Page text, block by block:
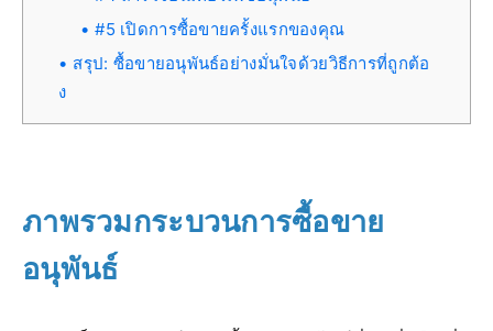
#5 เปิดการซื้อขายครั้งแรกของคุณ
สรุป: ซื้อขายอนุพันธ์อย่างมั่นใจด้วยวิธีการที่ถูกต้อ
ง
ภาพรวมกระบวนการซื้อขาย
อนุพันธ์